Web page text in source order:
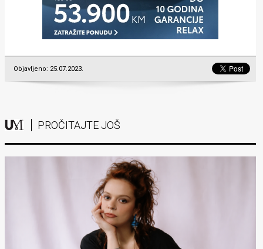
Objavljeno: 25.07.2023.
PROČITAJTE JOŠ